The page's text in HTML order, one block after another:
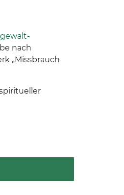
nach
„Missbrauch